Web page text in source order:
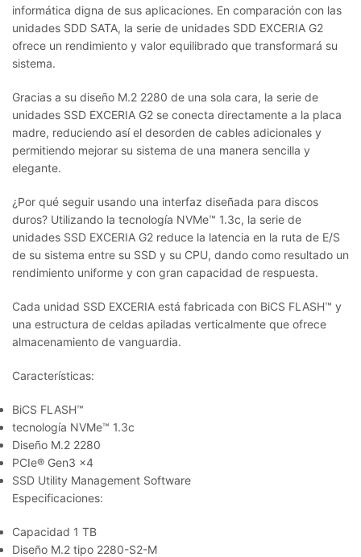
informática digna de sus aplicaciones. En comparación con las
unidades SDD SATA, la serie de unidades SDD EXCERIA G2
ofrece un rendimiento y valor equilibrado que transformará su
sistema.
Gracias a su diseño M.2 2280 de una sola cara, la serie de
unidades SSD EXCERIA G2 se conecta directamente a la placa
madre, reduciendo así el desorden de cables adicionales y
permitiendo mejorar su sistema de una manera sencilla y
elegante.
¿Por qué seguir usando una interfaz diseñada para discos
duros? Utilizando la tecnología NVMe™ 1.3c, la serie de
unidades SSD EXCERIA G2 reduce la latencia en la ruta de E/S
de su sistema entre su SSD y su CPU, dando como resultado un
rendimiento uniforme y con gran capacidad de respuesta.
Cada unidad SSD EXCERIA está fabricada con BiCS FLASH™ y
una estructura de celdas apiladas verticalmente que ofrece
almacenamiento de vanguardia.
Características:
BiCS FLASH™
tecnología NVMe™ 1.3c
Diseño M.2 2280
PCIe® Gen3 x4
SSD Utility Management Software
Especificaciones:
Capacidad 1 TB
Diseño M.2 tipo 2280-S2-M